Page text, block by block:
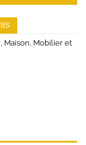
, Maison, Mobilier et